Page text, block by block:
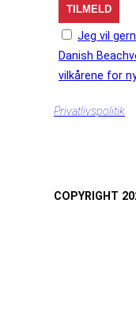
Jeg vil
Danish
vilkårene for
Privatlivspolitik
COPYRIGHT